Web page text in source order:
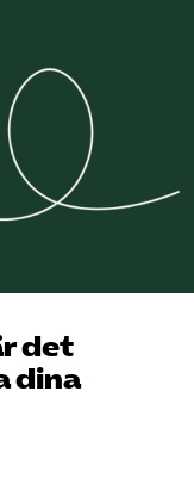
det
dina